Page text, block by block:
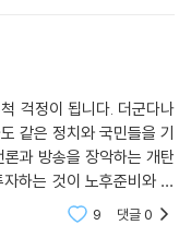
게 대한민국과 일본의 차
는 건 어떤 의미일까? 주
최소 300회 이상 경험
가를 보는 순간 손이 후들
날 스마트폰을 켜고 내
인다!”
도 나의 미래를 지켜줄
‘나’를 책임지려면 전과
고 새로운 능력을 계발해
력을 극대화해 바람직한 투
아가야 한다.
걱정이 됩니다. 더군다나
과 방송을 장악하는 개탄
하는 것이 노후준비와 함
을 알게되었어요. 투기가
9 댓글0